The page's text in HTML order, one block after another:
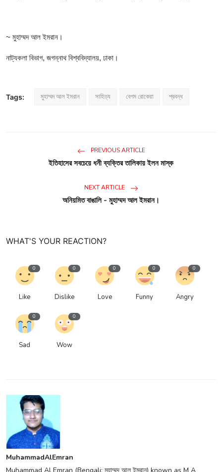
~ মুহাম্মদ আল ইমরান।
নাট্যকলা বিভাগ, জগন্নাথ বিশ্ববিদ্যালয়, ঢাকা।
Tags: মুহাম্মদ আল ইমরান সাহিত্য বেগম রোকেয়া প্রবন্ধ
PREVIOUS ARTICLE
ইতিহাসের সবচেয়ে ধনী ব্যক্তির তালিকায় ইলন মাস্ক
NEXT ARTICLE
অনিয়মিত বাঙালি - মুহাম্মদ আল ইমরান।
WHAT'S YOUR REACTION?
0
Like
0
Dislike
0
Love
0
Funny
0
Angry
0
Sad
0
Wow
MuhammadAlEmran
Muhammad Al Emran (Bengali: মুহাম্মদ আল ইমরান) known as M A